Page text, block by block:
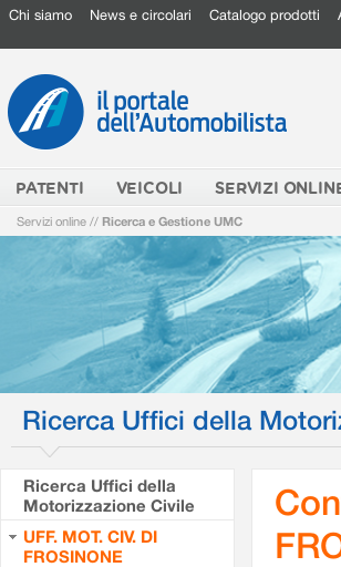
Chi siamo News e circolari Catalogo prodotti
PATENTI VEICOLI SERVIZI
Servizi online // Ricerca e Gestione UMC
Ricerca Uffici della
Ricerca Uffici della
Motorizzazione Civile
UFF. MOT. CIV. DI
FROSINONE